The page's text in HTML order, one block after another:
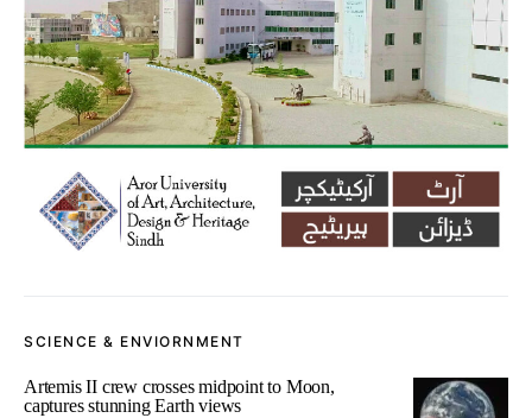
SCIENCE & ENVIORNMENT
Artemis II crew crosses midpoint to Moon,
captures stunning Earth views